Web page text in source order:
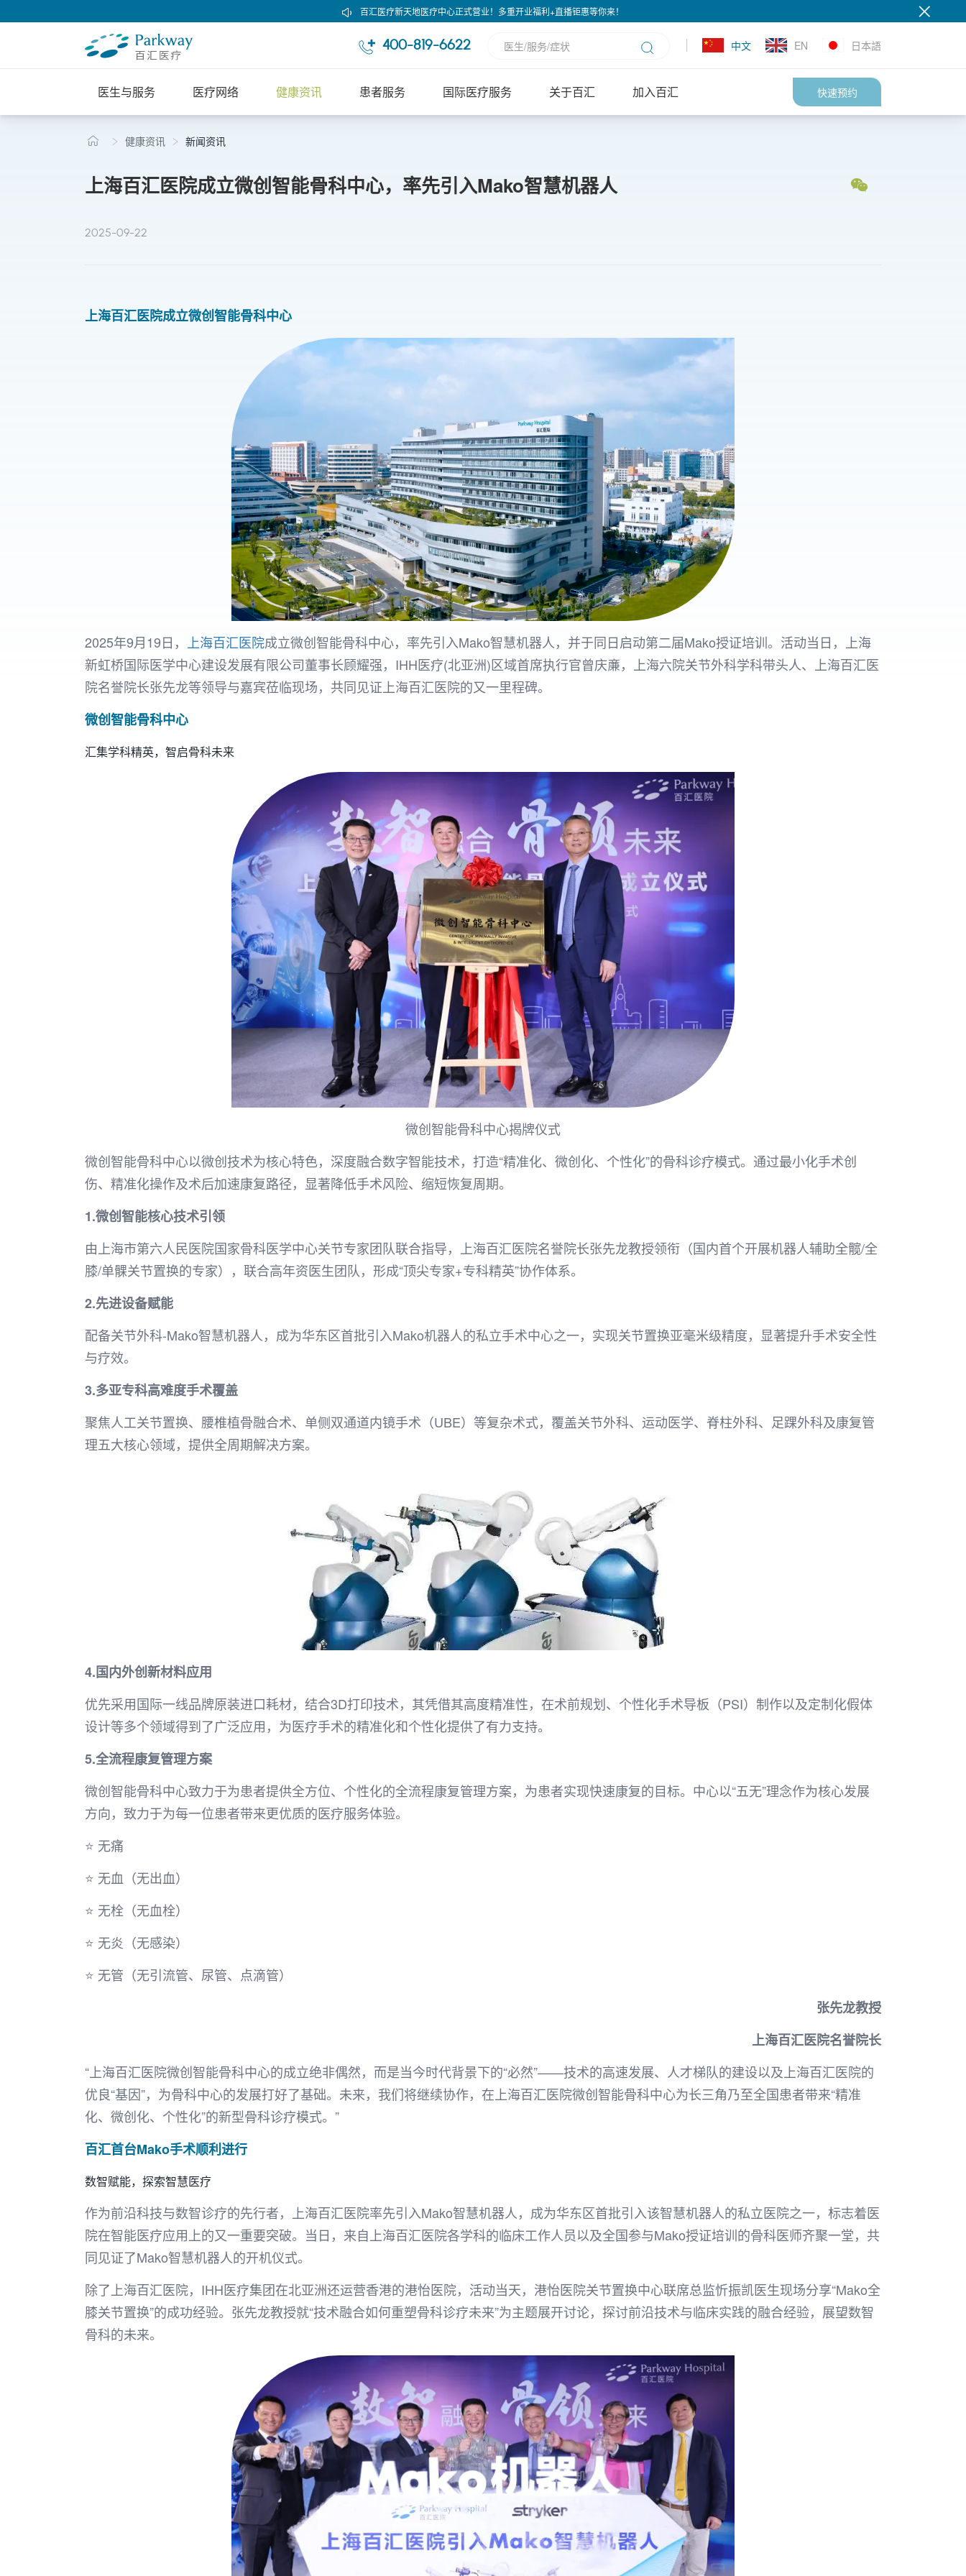
百汇医疗新天地医疗中心正式营业！多重开业福利+直播钜惠等你来！
400-819-6622 中文 EN 日本語
医生与服务 医疗网络 健康资讯 患者服务 国际医疗服务 关于百汇 加入百汇 快速预约
健康资讯 新闻资讯
上海百汇医院成立微创智能骨科中心，率先引入Mako智慧机器人
2025-09-22
上海百汇医院成立微创智能骨科中心
2025年9月19日， 上海百汇医院成立微创智能骨科中心，率先引入Mako智慧机器人，并于同日启动第二届Mako授证培训。活动当日，上海
新虹桥国际医学中心建设发展有限公司董事长顾耀强，IHH医疗(北亚洲)区域首席执行官曾庆亷，上海六院关节外科学科带头人、上海百汇医
院名誉院长张先龙等领导与嘉宾莅临现场，共同见证上海百汇医院的又一里程碑。
微创智能骨科中心
汇集学科精英，智启骨科未来
微创智能骨科中心揭牌仪式
微创智能骨科中心以微创技术为核心特色，深度融合数字智能技术，打造“精准化、微创化、个性化”的骨科诊疗模式。通过最小化手术创
伤、精准化操作及术后加速康复路径，显著降低手术风险、缩短恢复周期。
1.微创智能核心技术引领
由上海市第六人民医院国家骨科医学中心关节专家团队联合指导，上海百汇医院名誉院长张先龙教授领衔（国内首个开展机器人辅助全髋/全
膝/单髁关节置换的专家），联合高年资医生团队，形成“顶尖专家+专科精英”协作体系。
2.先进设备赋能
配备关节外科-Mako智慧机器人，成为华东区首批引入Mako机器人的私立手术中心之一，实现关节置换亚毫米级精度，显著提升手术安全性
与疗效。
3.多亚专科高难度手术覆盖
聚焦人工关节置换、腰椎植骨融合术、单侧双通道内镜手术（UBE）等复杂术式，覆盖关节外科、运动医学、脊柱外科、足踝外科及康复管
理五大核心领域，提供全周期解决方案。
4.国内外创新材料应用
优先采用国际一线品牌原装进口耗材，结合3D打印技术，其凭借其高度精准性，在术前规划、个性化手术导板（PSI）制作以及定制化假体
设计等多个领域得到了广泛应用，为医疗手术的精准化和个性化提供了有力支持。
5.全流程康复管理方案
微创智能骨科中心致力于为患者提供全方位、个性化的全流程康复管理方案，为患者实现快速康复的目标。中心以“五无”理念作为核心发展
方向，致力于为每一位患者带来更优质的医疗服务体验。
⭐ 无痛
⭐ 无血（无出血）
⭐ 无栓（无血栓）
⭐ 无炎（无感染）
⭐ 无管（无引流管、尿管、点滴管）
张先龙教授
上海百汇医院名誉院长
“上海百汇医院微创智能骨科中心的成立绝非偶然，而是当今时代背景下的“必然”——技术的高速发展、人才梯队的建设以及上海百汇医院的
优良“基因”，为骨科中心的发展打好了基础。未来，我们将继续协作，在上海百汇医院微创智能骨科中心为长三角乃至全国患者带来“精准
化、微创化、个性化”的新型骨科诊疗模式。”
百汇首台Mako手术顺利进行
数智赋能，探索智慧医疗
作为前沿科技与数智诊疗的先行者，上海百汇医院率先引入Mako智慧机器人，成为华东区首批引入该智慧机器人的私立医院之一，标志着医
院在智能医疗应用上的又一重要突破。当日，来自上海百汇医院各学科的临床工作人员以及全国参与Mako授证培训的骨科医师齐聚一堂，共
同见证了Mako智慧机器人的开机仪式。
除了上海百汇医院，IHH医疗集团在北亚洲还运营香港的港怡医院，活动当天，港怡医院关节置换中心联席总监忻振凯医生现场分享“Mako全
膝关节置换”的成功经验。张先龙教授就“技术融合如何重塑骨科诊疗未来”为主题展开讨论，探讨前沿技术与临床实践的融合经验，展望数智
骨科的未来。